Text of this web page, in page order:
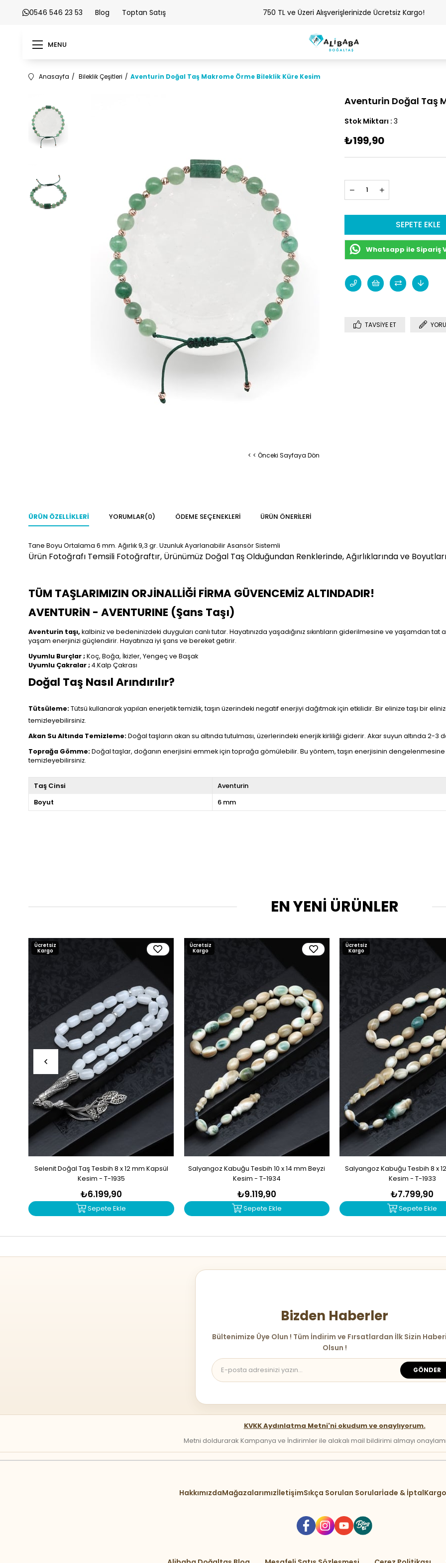
0546 546 23 53 Blog Toptan Satış 750 TL ve Üzeri Alışverişlerinizde Ücretsiz Kargo!
MENU
Anasayfa Bileklik Çeşitleri Aventurin Doğal Taş Makrome Örme Bileklik Küre Kesim
< < Önceki Sayfaya Dön
Aventurin Doğal Taş
Stok Miktarı : 3
₺199,90
Whatsapp ile Sipariş
TAVSIYE ET
ÜRÜN ÖZELLIKLERI YORUMLAR(0) ÖDEME SEÇENEKLERI ÜRÜN ÖNERILERI
Tane Boyu Ortalama 6 mm. Ağırlık 9,3 gr. Uzunluk Ayarlanabilir Asansör Sistemli
Ürün Fotoğrafı Temsili Fotoğraftır, Ürünümüz Doğal Taş Olduğundan Renklerinde, Ağırlıklarında ve
TÜM TAŞLARIMIZIN ORJİNALLİĞİ FİRMA GÜVENCEMİZ ALTINDADIR!
AVENTURiN - AVENTURINE (Şans Taşı)
Aventurin taşı, kalbiniz ve bedeninizdeki duyguları canlı tutar. Hayatınızda yaşadığınız sıkıntıların giderilmesine ve yaşamdan tat
yaşam enerjinizi güçlendirir. Hayatınıza iyi şans ve bereket getirir.
Uyumlu Burçlar ;Koç, Boğa, İkizler, Yengeç ve Başak
Uyumlu Çakralar ;4.Kalp Çakrası
Doğal Taş Nasıl Arındırılır?
Tütsüleme:Tütsü kullanarak yapılan enerjetik temizlik, taşın üzerindeki negatif enerjiyi dağıtmak için etkilidir. Bir elinize taşı bir
temizleyebilirsiniz.
Akan Su Altında Temizleme:Doğal taşların akan su altında tutulması, üzerlerindeki enerjik kirliliği giderir. Akar suyun altında 2-3
Toprağa Gömme:Doğal taşlar, doğanın enerjisini emmek için toprağa gömülebilir. Bu yöntem, taşın enerjisinin dengelenmesine
temizleyebilirsiniz.
Taş Cinsi
Aventurin
Boyut
6 mm
EN YENİ ÜRÜNLER
Selenit Doğal Taş Tesbih 8 x 12 mm Kapsül
Kesim - T-1935
₺6.199,90
Sepete Ekle
Ücretsiz
Kargo
Salyangoz Kabuğu Tesbih 10 x 14 mm Beyzi
Kesim - T-1934
₺9.119,90
Sepete Ekle
Ücretsiz
Kargo
Salyangoz Kabuğu Tesbih 8 x
Kesim - T-1933
₺7.799,90
Sepete Ekle
Ücretsiz
Kargo
Bizden Haberler
Bültenimize Üye Olun ! Tüm İndirim ve Fırsatlardan İlk Sizin
Olsun !
GÖNDER
KVKK Aydınlatma Metni'ni okudum ve onaylıyorum.
Metni doldurarak Kampanya ve İndirimler ile alakalı mail bildirimi almayı onaylamış
HakkımızdaMağazalarımızİletişimSıkça Sorulan Sorularİade & İptal